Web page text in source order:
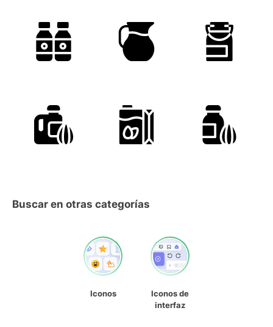
Buscar en otras categorías
Iconos
Iconos de
interfaz